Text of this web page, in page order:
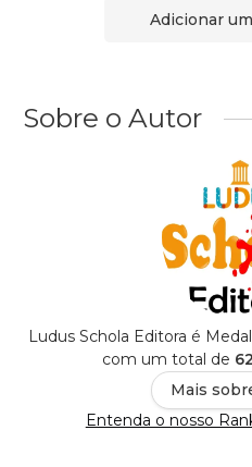
Adicionar
Sobre o Autor
Ludus Schola Editora é
com um total de
Mais
Entenda o nosso